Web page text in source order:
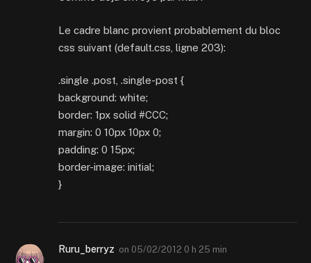
Le cadre blanc provient probablement du bloc
css suivant (default.css, ligne 203):
.single .post, .single-post {
background: white;
border: 1px solid #CCC;
margin: 0 10px 10px 0;
padding: 0 15px;
border-image: initial;
}
Ruru_berryz on 05/02/2012 0 h 25 min